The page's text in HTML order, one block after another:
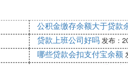
向亲朋好友借款、出售其他资
除合同。卖方需退还买方已支
公积金缴存余额大于贷款
贷款上班公司好吗 发布：
哪些贷款会扣支付宝余额